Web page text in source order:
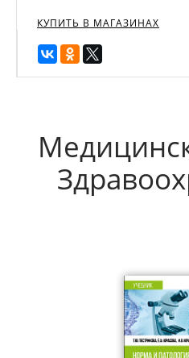
КУПИТЬ В МАГАЗИНАХ